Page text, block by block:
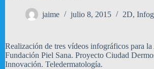
jaime julio 8, 2015 2D,
Realización de tres vídeos infográficos para
Fundación Piel Sana. Proyecto Ciudad
Innovación. Teledermatología.